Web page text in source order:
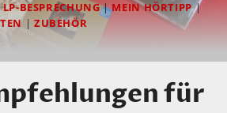
LP-BESPRECHUNG|MEIN HÖRTIPP|
| ZUBEHÖR
für